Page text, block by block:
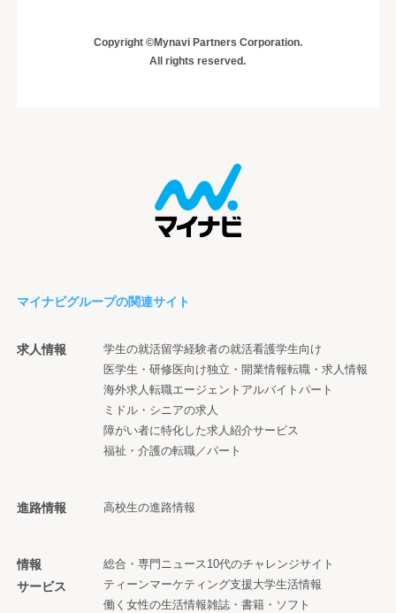
Copyright ©Mynavi Partners Corporation.
All rights reserved.
マイナビグループの関連サイト
求人情報 学生の就活留学経験者の就活看護学生向け
医学生・研修医向け独立・開業情報転職・求人情報
海外求人転職エージェント アルバイト パート
ミドル・シニアの求人
障がい者に特化した求人紹介サービス
福祉・介護の転職／パート
進路情報 高校生の進路情報
情報
サービス
総合・専門ニュース10代のチャレンジサイト
ティーンマーケティング支援大学生活情報
働く女性の生活情報雑誌・書籍・ソフト